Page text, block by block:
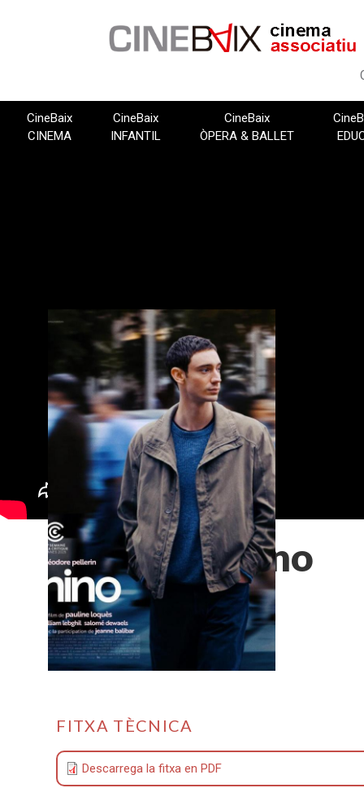
CineBaix
CINEMA
CineBaix
INFANTIL
CineBaix
ÒPERA & BALLET
Nino
FITXA TÈCNICA
Descarrega la fitxa en PDF